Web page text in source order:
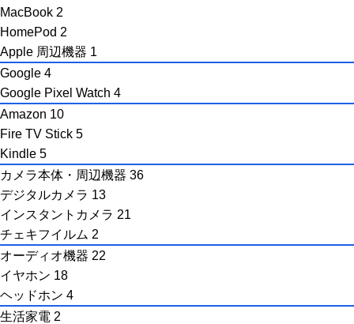
MacBook 2
HomePod 2
Apple 周辺機器 1
Google 4
Google Pixel Watch 4
Amazon 10
Fire TV Stick 5
Kindle 5
カメラ本体・周辺機器 36
デジタルカメラ 13
インスタントカメラ 21
チェキフイルム 2
オーディオ機器 22
イヤホン 18
ヘッドホン 4
生活家電 2